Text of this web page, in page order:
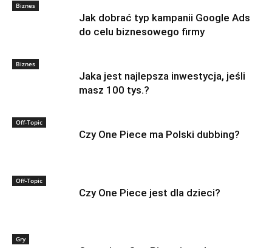
Biznes
Jak dobrać typ kampanii Google Ads
do celu biznesowego firmy
Biznes
Jaka jest najlepsza inwestycja, jeśli
masz 100 tys.?
Off-Topic
Czy One Piece ma Polski dubbing?
Off-Topic
Czy One Piece jest dla dzieci?
Gry